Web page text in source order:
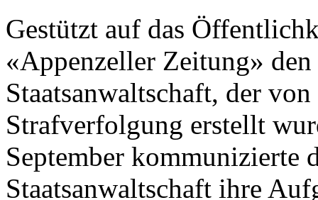
Gestützt auf das
«Appenzeller Zeitung»
Staatsanwaltschaft, der
Strafverfolgung erstellt
September kommunizierte
Staatsanwaltschaft ihre